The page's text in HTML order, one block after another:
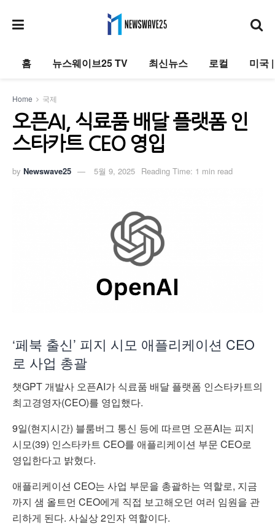
홈 뉴스웨이브25 TV 최신뉴스 로컬 미국
Home 국제
오픈AI, 식료품 배달 플랫폼 인
스타카트 CEO 영입
by Newswave25 5월 9, 2025 Reading Time: 1 min read
‘페북 출신’ 피지 시모 애플리케이션 CEO
로 사업 총괄
챗GPT 개발사 오픈AI가 식료품 배달 플랫폼 인스타카트의
최고경영자(CEO)를 영입했다.
9일(현지시간) 블룸버그 통신 등에 따르면 오픈AI는 피지
시모(39) 인스타카트 CEO를 애플리케이션 부문 CEO로
영입한다고 밝혔다.
애플리케이션 CEO는 사업 부문을 총괄하는 역할로, 지금
까지 샘 올트먼 CEO에게 직접 보고해오던 여러 임원을 관
리하게 된다. 사실상 2인자 역할이다.